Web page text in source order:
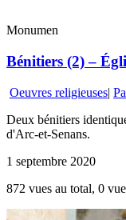
Monumen
Bénitiers (2) –
Oeuvres religieuses|
Deux bénitiers
d'Arc-et-Senans.
1 septembre 2020
872 vues au total, 0